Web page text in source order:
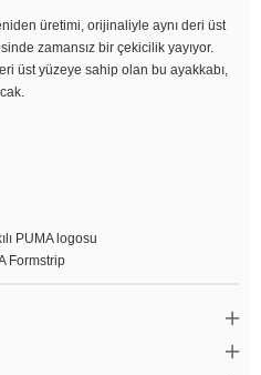
üretimi, orijinaliyle aynı deri üst
zamansız bir çekicilik yayıyor.
üst yüzeye sahip olan bu ayakkabı,
PUMA logosu
Formstrip